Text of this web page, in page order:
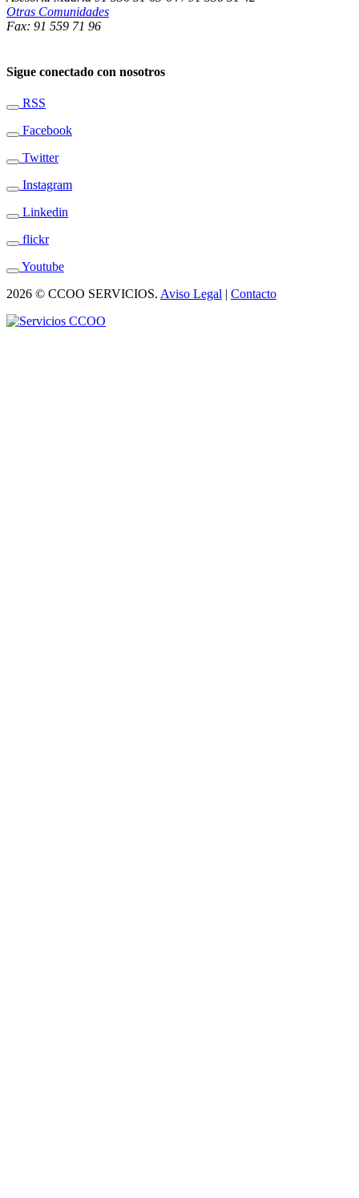
Otras Comunidades
Fax: 91 559 71 96
Sigue conectado con nosotros
RSS
Facebook
Twitter
Instagram
Linkedin
flickr
Youtube
2026 © CCOO SERVICIOS. Aviso Legal | Contacto